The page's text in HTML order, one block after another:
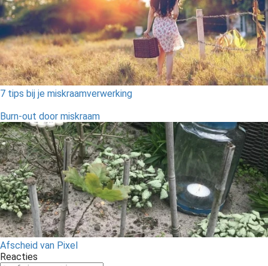
7 tips bij je miskraamverwerking
Burn-out door miskraam
Afscheid van Pixel
Reacties